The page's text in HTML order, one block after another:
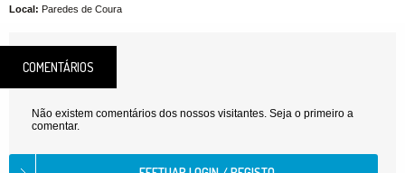
Local: Paredes de Coura
COMENTÁRIOS
Não existem comentários dos nossos visitantes. Seja o primeiro a
comentar.